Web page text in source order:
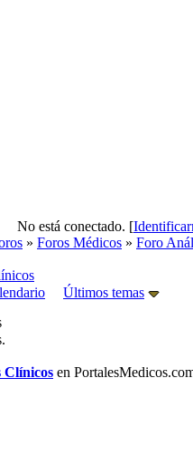
No está conectado. [
» Foros Médicos » Foro
Últimos temas
Clínicos en